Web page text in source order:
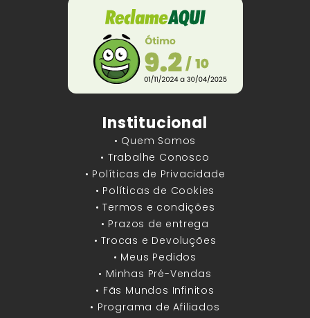
Institucional
• Quem Somos
• Trabalhe Conosco
• Políticas de Privacidade
• Políticas de Cookies
• Termos e condições
• Prazos de entrega
• Trocas e Devoluções
• Meus Pedidos
• Minhas Pré-Vendas
• Fãs Mundos Infinitos
• Programa de Afiliados